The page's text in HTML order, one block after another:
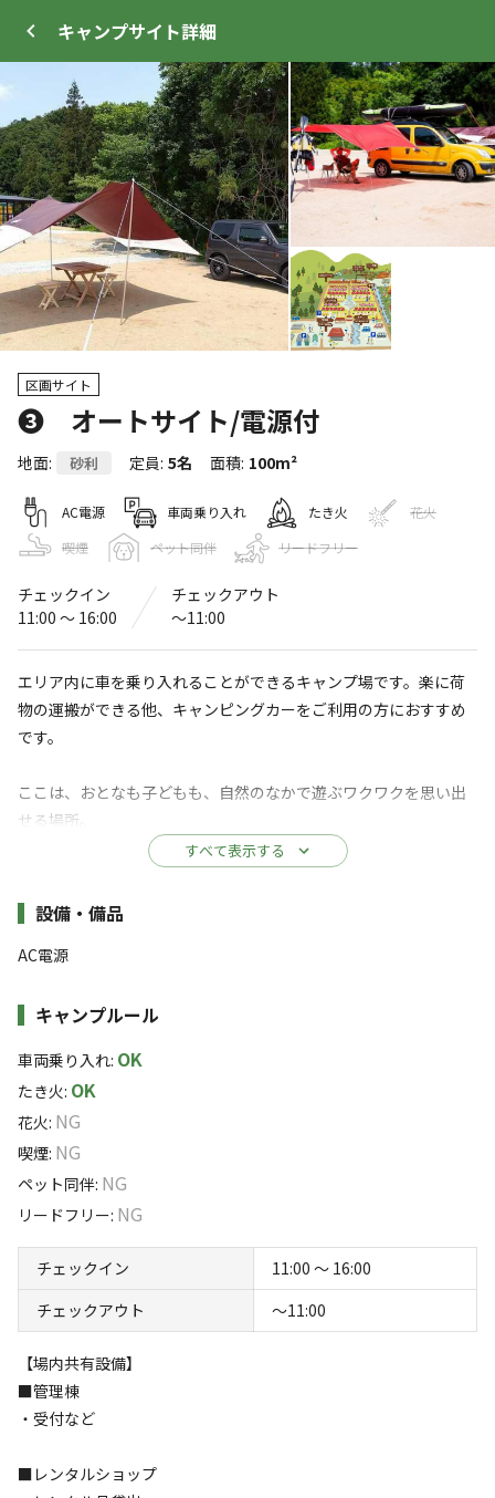
キャンプサイト詳細
区画サイト
❸ オートサイト/電源付
地面: 砂利 定員: 5名 面積: 100m²
AC電源 車両乗り入れ たき火
花火
喫煙
ペット同伴 リードフリー
チェックイン
11:00 〜 16:00
チェックアウト
〜11:00
エリア内に車を乗り入れることができるキャンプ場です。楽に荷
物の運搬ができる他、キャンピングカーをご利用の方におすすめ
です。
ここは、おとなも子どもも、自然のなかで遊ぶワクワクを思い出
せる場所。
さあ、ながいピオニーの森へ、探検に出かけよう！！！
【料金】
平日：￥3,500/泊
土日祝：￥4,500/泊
ださい。
【駐車場】
フリーサイトは隣接する車道まで車両の乗入可。荷物の積み下ろ
しが終わったら、駐車場へ。
すべて表示する
施設詳細
設備・備品
AC電源
キャンプルール
車両乗り入れ: OK
たき火: OK
花火: NG
喫煙: NG
ペット同伴: NG
リードフリー: NG
チェックイン
11:00 〜 16:00
チェックアウト
〜11:00
【場内共有設備】
■管理棟
・受付など
■レンタルショップ
サイト・宿泊施設
ながいピオニーの森キャンプ場
〒993-0061 山形県 長井市寺泉4246-2 Googleマップで見る
温浴施設
アスレチック
・遊具
※詳しくは「キャンプ場情報」をご確認ください。
クとくつろぎを。
南陽市・諏訪神社から受け継いだピオニー（芍薬）と、地
キャンプ場やカフェもあつまる森のテーマパークとして
「ながいピオニーの森」は生まれました。
ーハウスで、おとなも子どももワクワクを思い出せる1日
を過ごせます！
280.7m
まったり
落ち着く
ソロ